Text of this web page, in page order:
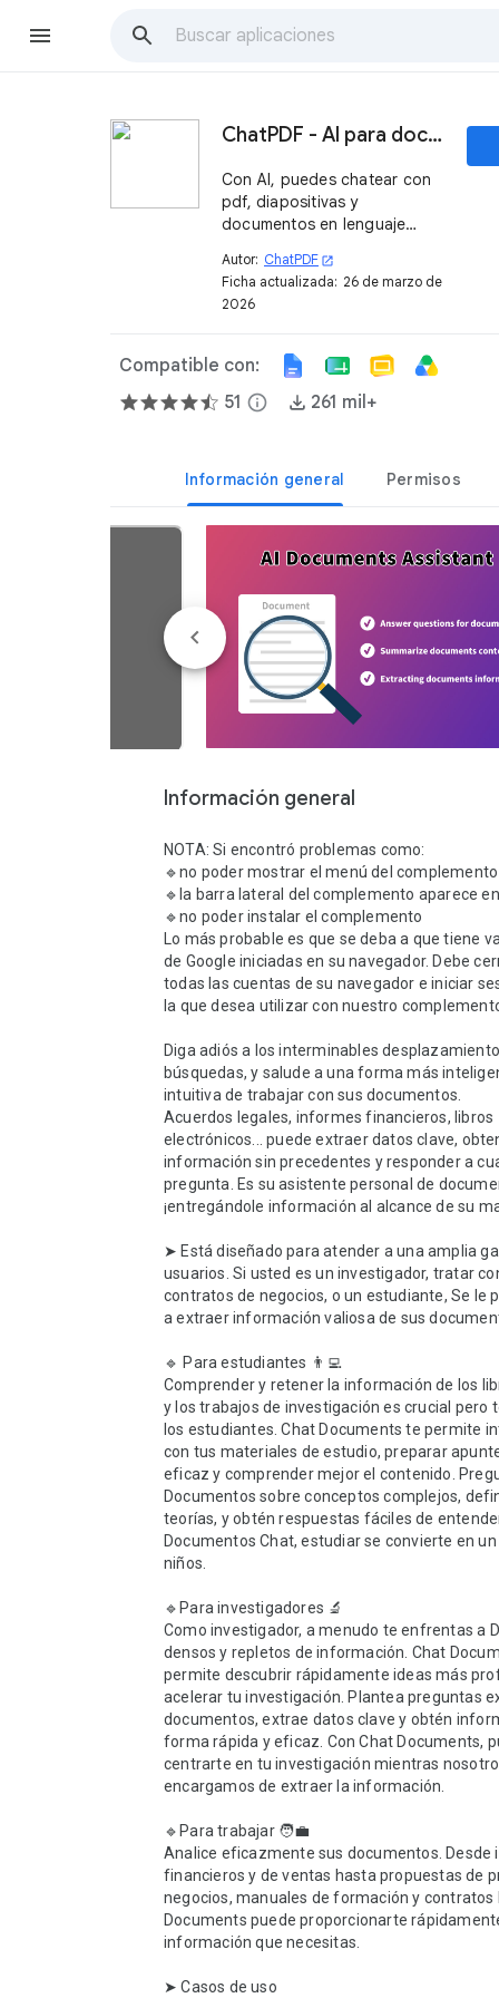
ChatPDF - AI para documentos
Con AI, puedes chatear con
pdf, diapositivas y
documentos en lenguaje
obtener resúmenes y
respuestas al instante.
Autor: ChatPDF open_in_new
Ficha actualizada: 26 de marzo de
2026
Compatible con:
51 info 261 mil+
Información general Permisos
Información general
NOTA: Si encontró problemas como:
🔹no poder mostrar el menú del complemento
🔹la barra lateral del complemento aparece
🔹no poder instalar el complemento
Lo más probable es que se deba a que tiene
de Google iniciadas en su navegador. Debe
todas las cuentas de su navegador e iniciar
la que desea utilizar con nuestro
Diga adiós a los interminables
búsquedas, y salude a una forma más
intuitiva de trabajar con sus documentos.
Acuerdos legales, informes financieros, libros
electrónicos... puede extraer datos clave,
información sin precedentes y responder a
pregunta. Es su asistente personal de
¡entregándole información al alcance de su
➤ Está diseñado para atender a una amplia
usuarios. Si usted es un investigador, tratar
contratos de negocios, o un estudiante, Se le
a extraer información valiosa de sus
🔹 Para estudiantes 👨‍💻
Comprender y retener la información de los
y los trabajos de investigación es crucial pero
los estudiantes. Chat Documents te permite
con tus materiales de estudio, preparar
eficaz y comprender mejor el contenido.
Documentos sobre conceptos complejos,
teorías, y obtén respuestas fáciles de
Documentos Chat, estudiar se convierte en
niños.
🔹Para investigadores 🔬
Como investigador, a menudo te enfrentas a
densos y repletos de información. Chat
permite descubrir rápidamente ideas más
acelerar tu investigación. Plantea preguntas
documentos, extrae datos clave y obtén
forma rápida y eficaz. Con Chat Documents,
centrarte en tu investigación mientras
encargamos de extraer la información.
🔹Para trabajar 🧑‍💼
Analice eficazmente sus documentos. Desde
financieros y de ventas hasta propuestas de
negocios, manuales de formación y contratos
Documents puede proporcionarte
información que necesitas.
➤ Casos de uso